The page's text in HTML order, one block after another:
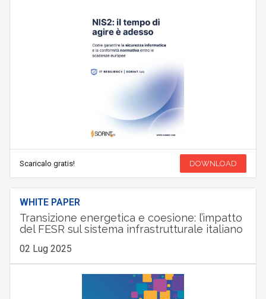
Scaricalo gratis! DOWNLOAD
WHITE PAPER
Transizione energetica e coesione: l’impatto
del FESR sul sistema infrastrutturale italiano
02 Lug 2025